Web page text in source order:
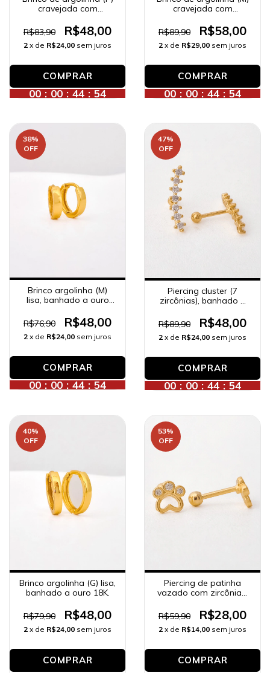
cravejada com
ouro 18K.
R$83,90 R$48,00
2 x de R$24,00 sem juros
00 : 00 : 44 : 52
cravejada com
ouro 18K.
R$89,90 R$58,00
2 x de R$29,00 sem juros
00 : 00 : 44 : 52
38%
OFF
Brinco argolinha (M)
lisa, banhado a ouro
R$76,90
R$48,00
2 x de R$24,00 sem juros
00 : 00 : 44 : 52
47%
OFF
Piercing cluster (7
zircônias), banhado a
R$89,90
R$48,00
2 x de R$24,00 sem juros
00 : 00 : 44 : 52
40%
OFF
Brinco argolinha (G) lisa,
banhado a ouro 18K.
R$79,90 R$48,00
2 x de R$24,00 sem juros
53%
OFF
Piercing de patinha
vazado com zircônias,
R$59,90
R$28,00
2 x de R$14,00 sem juros